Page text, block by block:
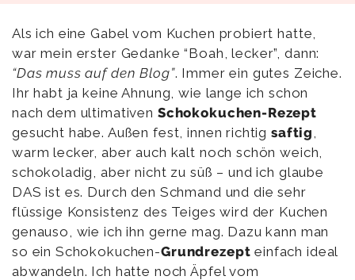
Als ich eine Gabel vom Kuchen probiert hatte,
war mein erster Gedanke “Boah, lecker”, dann:
“Das muss auf den Blog”. Immer ein gutes Zeiche.
Ihr habt ja keine Ahnung, wie lange ich schon
nach dem ultimativen Schokokuchen-Rezept
gesucht habe. Außen fest, innen richtigsaftig,
warm lecker, aber auch kalt noch schön weich,
schokoladig, aber nicht zu süß – und ich glaube
DAS ist es. Durch den Schmand und die sehr
flüssige Konsistenz des Teiges wird der Kuchen
genauso, wie ich ihn gerne mag. Dazu kann man
so ein Schokokuchen-Grundrezept einfach ideal
abwandeln. Ich hatte noch Äpfel vom